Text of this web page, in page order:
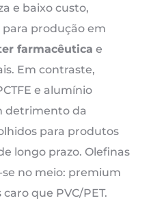
e baixo custo,
produção em
farmacêutica e
Em contraste,
e alumínio
detrimento da
para produtos
longo prazo. Olefinas
se no meio: premium
que PVC/PET.